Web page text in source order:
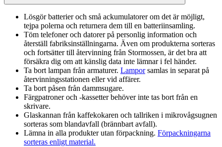
Lösgör batterier och små ackumulatorer om det är möjligt,
tejpa polerna och returnera dem till en batteriinsamling.
Töm telefoner och datorer på personlig information och
återställ fabriksinställningarna. Även om produkterna sorteras
och fortsätter till återvinning från Stormossen, är det bra att
försäkra dig om att känslig data inte lämnar i fel händer.
Ta bort lampan från armaturer. Lamporsamlas in separat på
återvinningsstationen eller vid affärer.
Ta bort påsen från dammsugare.
Färgpatroner och -kassetter behöver inte tas bort från en
skrivare.
Glaskannan från kaffekokaren och tallriken i mikrovågsugnen
sorteras som blandavfall (brännbart avfall).
Lämna in alla produkter utan förpackning. Förpackningarna
sorteras enligt material.